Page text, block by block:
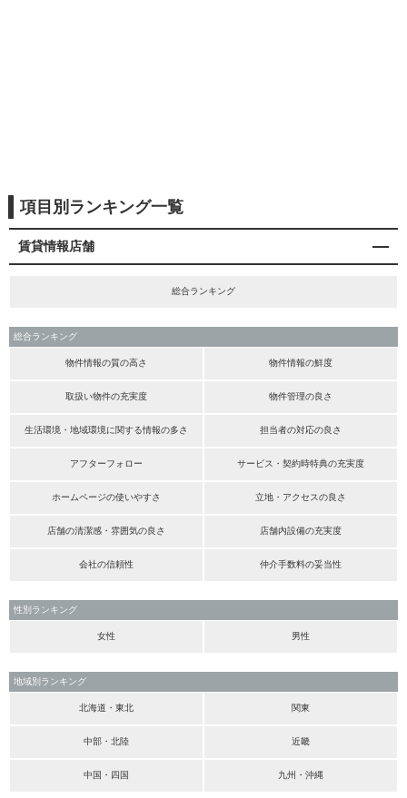
項目別ランキング一覧
賃貸情報店舗
総合ランキング
総合ランキング
物件情報の質の高さ 物件情報の鮮度
取扱い物件の充実度 物件管理の良さ
生活環境・地域環境に関する情報の多さ 担当者の対応の良さ
アフターフォロー サービス・契約時特典の充実度
ホームページの使いやすさ 立地・アクセスの良さ
店舗の清潔感・雰囲気の良さ 店舗内設備の充実度
会社の信頼性 仲介手数料の妥当性
性別ランキング
女性 男性
地域別ランキング
北海道・東北 関東
中部・北陸 近畿
中国・四国 九州・沖縄